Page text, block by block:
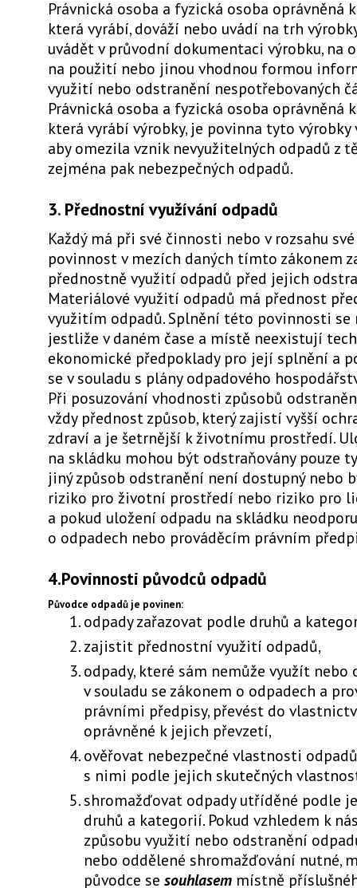
Právnická osoba a fyzická osoba oprávněná
která vyrábí, dováží nebo uvádí na trh
uvádět v průvodní dokumentaci výrobku, na
na použití nebo jinou vhodnou formou
využití nebo odstranění nespotřebovaných
Právnická osoba a fyzická osoba oprávněná
která vyrábí výrobky, je povinna tyto výrobky
aby omezila vznik nevyužitelných odpadů z
zejména pak nebezpečných odpadů.
3. Přednostní využívání odpadů
Každý má při své činnosti nebo v rozsahu
povinnost v mezích daných tímto zákonem
přednostně využití odpadů před jejich
Materiálové využití odpadů má přednost
využitím odpadů. Splnění této povinnosti se
jestliže v daném čase a místě neexistují
ekonomické předpoklady pro její splnění a
se v souladu s plány odpadového
Při posuzování vhodnosti způsobů
vždy přednost způsob, který zajistí vyšší
zdraví a je šetrnější k životnímu prostředí.
na skládku mohou být odstraňovány pouze
jiný způsob odstranění není dostupný nebo
riziko pro životní prostředí nebo riziko pro
a pokud uložení odpadu na skládku
o odpadech nebo prováděcím právním
4.Povinnosti původců odpadů
Původce odpadů je povinen:
odpady zařazovat podle druhů a
zajistit přednostní využití odpadů,
odpady, které sám nemůže využít
v souladu se zákonem o odpadech a
právními předpisy, převést do
oprávněné k jejich převzetí,
ověřovat nebezpečné vlastnosti
s nimi podle jejich skutečných
shromažďovat odpady utříděné podle
druhů a kategorií. Pokud vzhledem k
způsobu využití nebo odstranění
nebo oddělené shromažďování nutné,
původce se souhlasem místně